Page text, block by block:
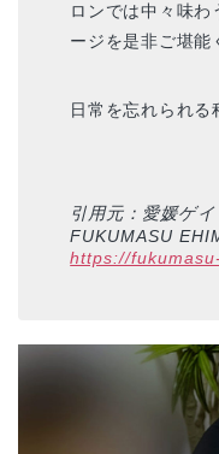
ロンでは中々味わ
ージを是非ご堪能
日常を忘れられる
引用元：愛媛ゲ
FUKUMASU
https://